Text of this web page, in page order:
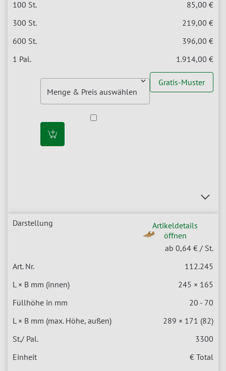
85,00 €
219,00 €
396,00 €
1.914,00 €
Gratis-Muster
Artikeldetails
öffnen
ab 0,64 € / St.
112.245
245 × 165
20 - 70
289 × 171 (82)
3300
€ Total